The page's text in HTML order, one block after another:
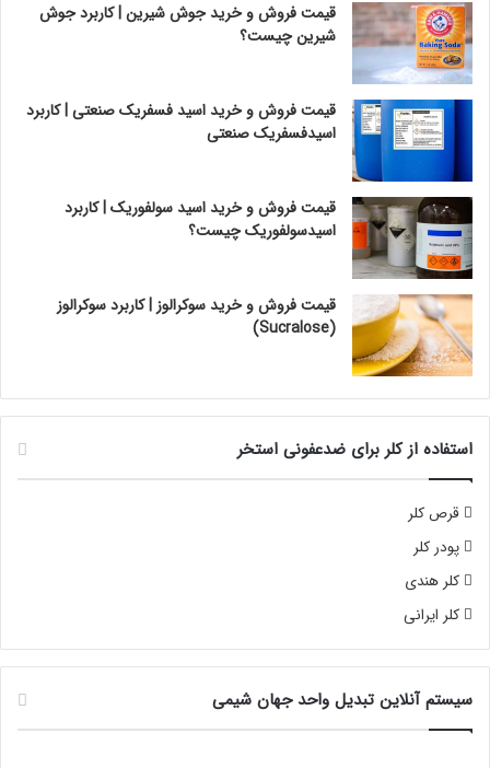
قیمت فروش و خرید جوش شیرین | کاربرد جوش
شیرین چیست؟
قیمت فروش و خرید اسید فسفریک صنعتی | کاربرد
اسیدفسفریک صنعتی
قیمت فروش و خرید اسید سولفوریک | کاربرد
اسیدسولفوریک چیست؟
قیمت فروش و خرید سوکرالوز | کاربرد سوکرالوز
(Sucralose)
استفاده از کلر برای ضدعفونی استخر
قرص کلر
پودر کلر
کلر هندی
کلر ایرانی
سیستم آنلاین تبدیل واحد جهان شیمی